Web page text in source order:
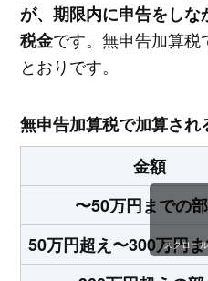
が、期限内に申告をし
税金です。無申告加算
とおりです。
無申告加算税で加算され
金額
〜50万円までの
50万円超え〜300万円
スクロー